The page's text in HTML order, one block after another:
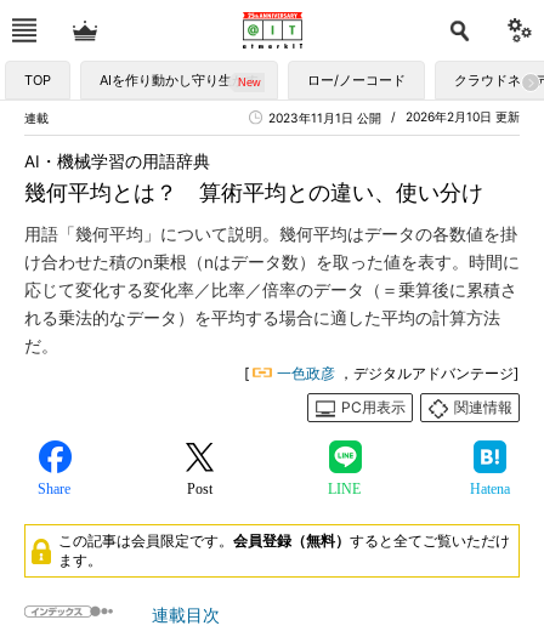
TOP AIを作り動かし守り生かす ロー/ノーコード クラウドネイ
連載 2026年2月10日 更新
2023年11月1日 公開
幾何平均とは？ 算術平均との違い、使い分け
AI・機械学習の用語辞典
用語「幾何平均」について説明。幾何平均はデータの各数値を掛
け合わせた積のn乗根（nはデータ数）を取った値を表す。時間に
応じて変化する変化率／比率／倍率のデータ（＝乗算後に累積さ
れる乗法的なデータ）を平均する場合に適した平均の計算方法
だ。
[ 一色政彦 ，デジタルアドバンテージ]
PC用表示
関連情報
Share Post LINE Hatena
この記事は会員限定です。 会員登録（無料） すると全てご覧いただけ
ます。
連載目次